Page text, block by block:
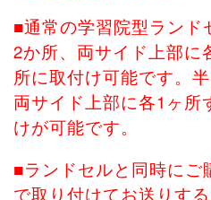
■通常の学習院型ランド
2か所、両サイド上部に
所に取付け可能です。
両サイド上部に各1ヶ所
けが可能です。
■ランドセルと同時にご
で取り付けてお送りす